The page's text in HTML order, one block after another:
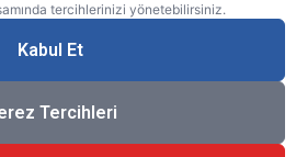
Counter• by KerimUsta
Gerçek zamanlı sayaç
tercihlerinizi yönetebilirsiniz.
Kabul Et
Tercihleri